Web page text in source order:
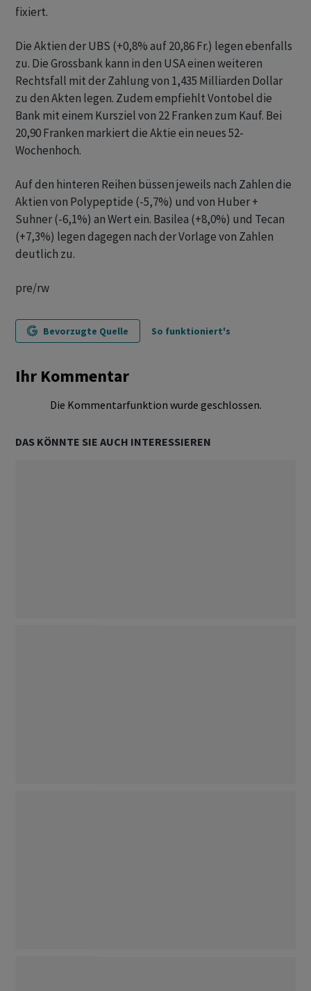
fixiert.
Die Aktien der UBS (+0,8% auf 20,86 Fr.) legen ebenfalls
zu. Die Grossbank kann in den USA einen weiteren
Rechtsfall mit der Zahlung von 1,435 Milliarden Dollar
zu den Akten legen. Zudem empfiehlt Vontobel die
Bank mit einem Kursziel von 22 Franken zum Kauf. Bei
20,90 Franken markiert die Aktie ein neues 52-
Wochenhoch.
Auf den hinteren Reihen büssen jeweils nach Zahlen die
Aktien von Polypeptide (-5,7%) und von Huber +
Suhner (-6,1%) an Wert ein. Basilea (+8,0%) und Tecan
(+7,3%) legen dagegen nach der Vorlage von Zahlen
deutlich zu.
pre/rw
Bevorzugte Quelle So funktioniert's
Ihr Kommentar
Die Kommentarfunktion wurde geschlossen.
DAS KÖNNTE SIE AUCH INTERESSIEREN